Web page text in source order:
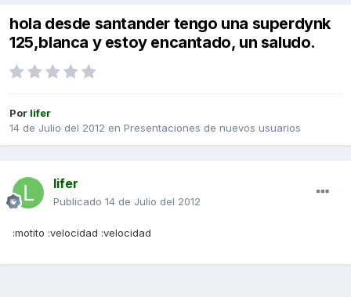
hola desde santander tengo una superdynk
125,blanca y estoy encantado, un saludo.
Por lifer
14 de Julio del 2012 en Presentaciones de nuevos usuarios
lifer
Publicado 14 de Julio del 2012
:motito :velocidad :velocidad